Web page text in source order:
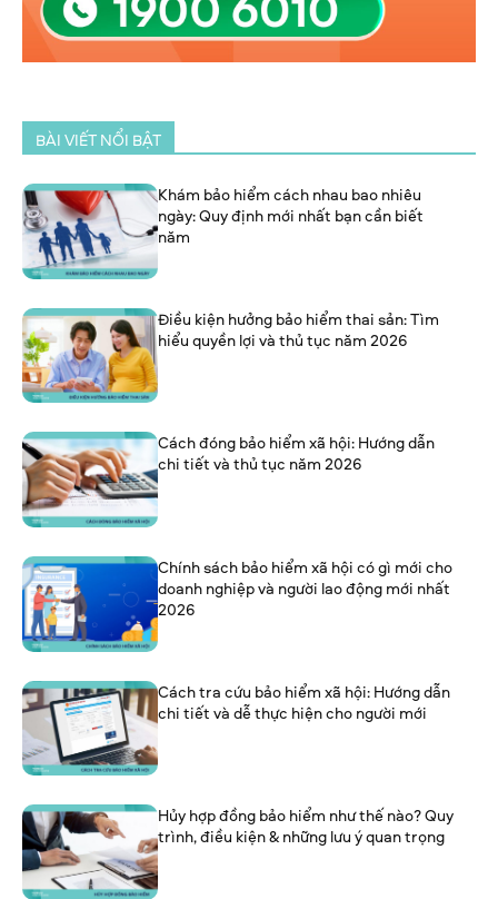
BÀI VIẾT NỔI BẬT
Khám bảo hiểm cách nhau bao nhiêu
ngày: Quy định mới nhất bạn cần biết
năm
Điều kiện hưởng bảo hiểm thai sản: Tìm
hiểu quyền lợi và thủ tục năm 2026
Cách đóng bảo hiểm xã hội: Hướng dẫn
chi tiết và thủ tục năm 2026
Chính sách bảo hiểm xã hội có gì mới cho
doanh nghiệp và người lao động mới nhất
2026
Cách tra cứu bảo hiểm xã hội: Hướng dẫn
chi tiết và dễ thực hiện cho người mới
Hủy hợp đồng bảo hiểm như thế nào? Quy
trình, điều kiện & những lưu ý quan trọng